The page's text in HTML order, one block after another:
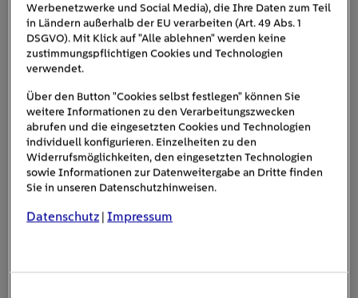
LADEN UND PROFITIEREN IM DOPPELPACK
Unterwegs und Zuhause Laden
Unterwegs Laden sparen!
Werbenetzwerke und Social Media), die Ihre Daten zum Teil
in Ländern außerhalb der EU verarbeiten (Art. 49 Abs. 1
DSGVO). Mit Klick auf "Alle ablehnen" werden keine
zustimmungspflichtigen Cookies und Technologien
verwendet.
Über den Button "Cookies selbst festlegen" können Sie
weitere Informationen zu den Verarbeitungszwecken
abrufen und die eingesetzten Cookies und Technologien
individuell konfigurieren. Einzelheiten zu den
Widerrufsmöglichkeiten, den eingesetzten Technologien
sowie Informationen zur Datenweitergabe an Dritte finden
Sie in unseren Datenschutzhinweisen.
Datenschutz |Impressum